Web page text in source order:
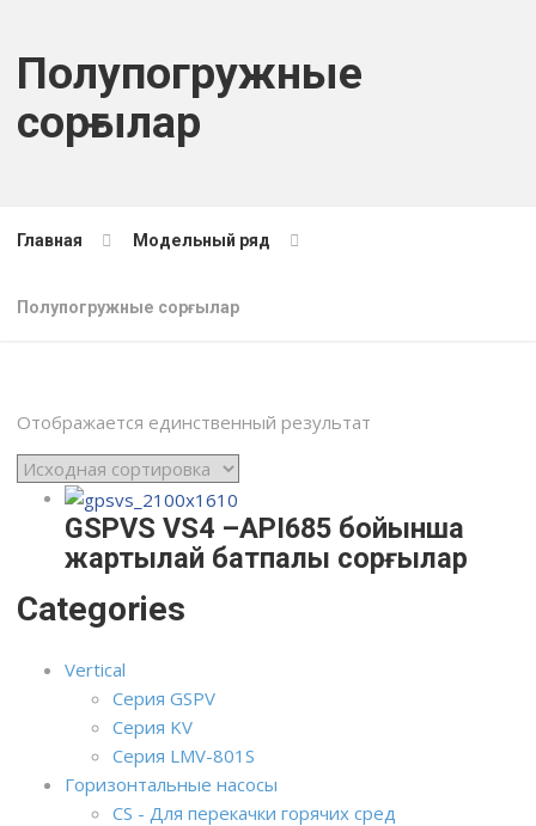
Полупогружные
сорғылар
Главная Модельный ряд
Полупогружные сорғылар
Отображается единственный результат
GSPVS VS4 –API685 бойынша
жартылай батпалы сорғылар
Categories
Vertical
Серия GSPV
Серия KV
Серия LMV-801S
Горизонтальные насосы
CS - Для перекачки горячих сред